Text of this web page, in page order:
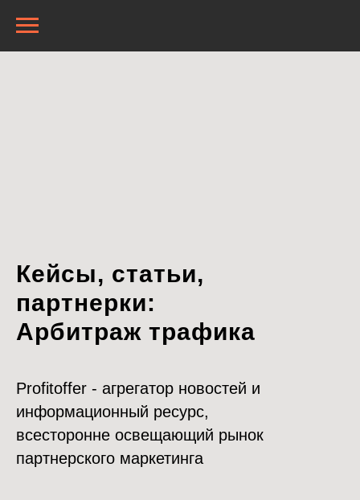
Кейсы, статьи,
партнерки:
Арбитраж трафика
Profitoffer - агрегатор новостей и
информационный ресурс,
всесторонне освещающий рынок
партнерского маркетинга